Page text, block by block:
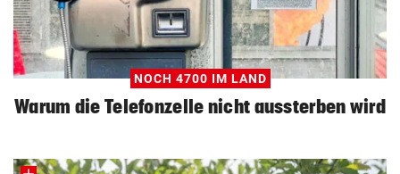
NOCH 4700 IM LAND
Warum die Telefonzelle nicht aussterben wird